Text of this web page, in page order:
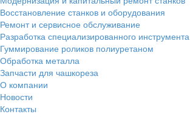
Восстановление станков и оборудования
Ремонт и сервисное обслуживание
Разработка специализированного инструмента
Гуммирование роликов полиуретаном
Обработка металла
Запчасти для чашкореза
О компании
Новости
Контакты